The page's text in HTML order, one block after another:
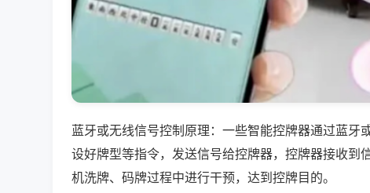
蓝牙或无线信号控制原理：一些智能控牌器通过蓝牙
设好牌型等指令，发送信号给控牌器，控牌器接收到
机洗牌、码牌过程中进行干预，达到控牌目的。